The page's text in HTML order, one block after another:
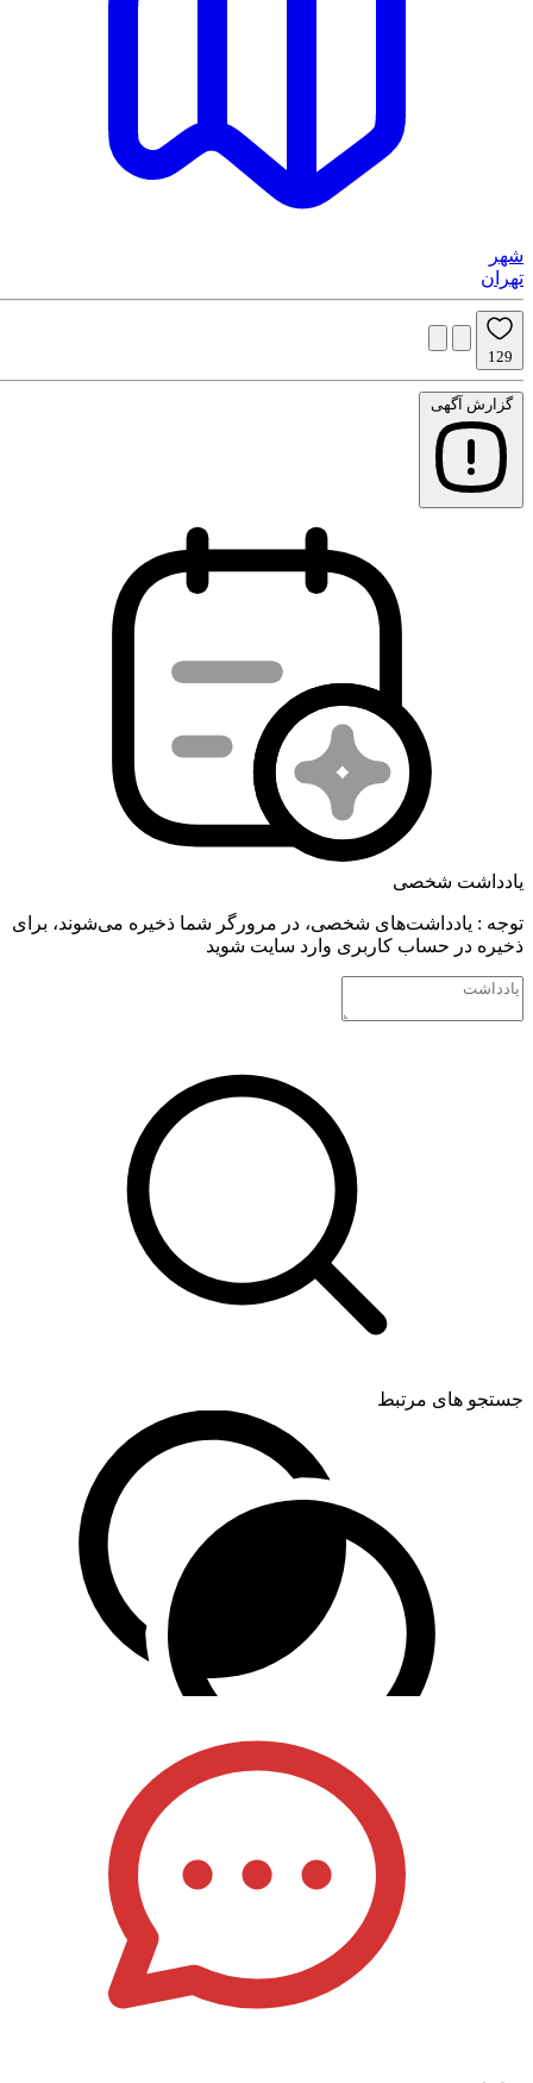
ورود
شهر
تهران
129
گزارش آگهی
یادداشت شخصی
توجه : یادداشت‌های شخصی، در مرورگر شما ذخیره می‌شوند، برای
ذخیره در حساب کاربری وارد سایت شوید
جستجو های مرتبط
آگهی‌های مشابه و مرتبط
دستگاه تولید سنگ مصنویی